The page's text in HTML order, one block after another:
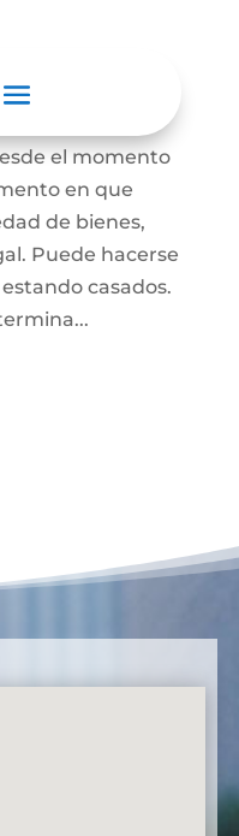
de
que han
el momento
en que
de bienes,
Puede hacerse
casados.